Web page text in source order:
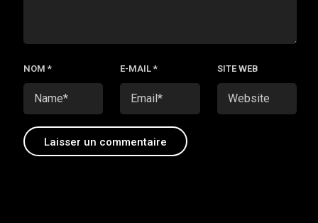
NOM * E-MAIL* SITE WEB